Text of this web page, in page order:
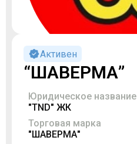
Активен
“ШАВЕРМА”
Юридическое название
"TND" ЖК
Торговая марка
"ШАВЕРМА"